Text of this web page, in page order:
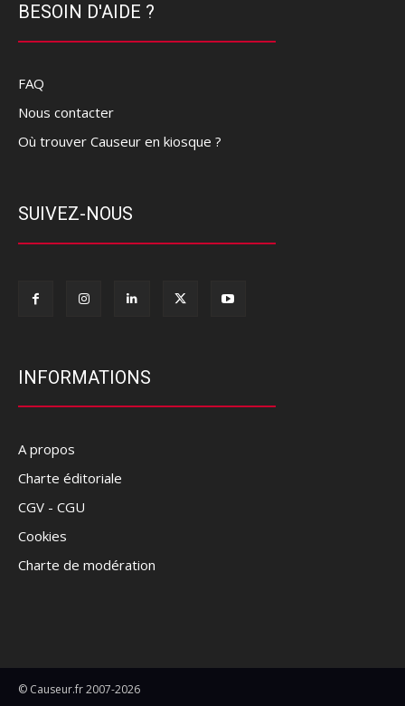
BESOIN D'AIDE ?
FAQ
Nous contacter
Où trouver Causeur en kiosque ?
SUIVEZ-NOUS
INFORMATIONS
A propos
Charte éditoriale
CGV - CGU
Cookies
Charte de modération
© Causeur.fr 2007-2026